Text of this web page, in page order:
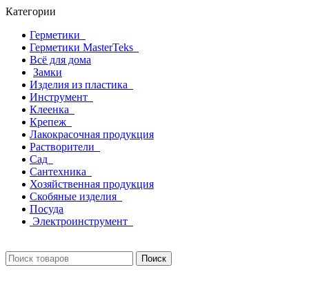
Категории
Герметики
Герметики MasterTeks
Всё для дома
Замки
Изделия из пластика
Инструмент
Клеенка
Крепеж
Лакокрасочная продукция
Растворители
Сад
Сантехника
Хозяйственная продукция
Скобяные изделия
Посуда
Электроинструмент
Поиск